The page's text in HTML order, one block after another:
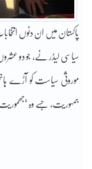
پاکستان میں ان دنوں
سیاسی لیڈر نے، جو دو
موروثی سیاست کو آڑے
جمہوریت، جسے وہ